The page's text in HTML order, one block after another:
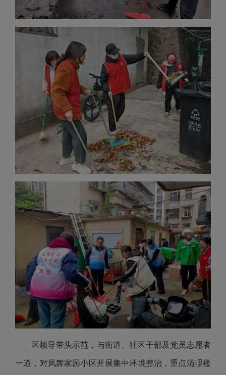
区领导带头示范，与街道、社区干部及党员志愿者
一道，对凤舞家园小区开展集中环境整治，重点清理楼